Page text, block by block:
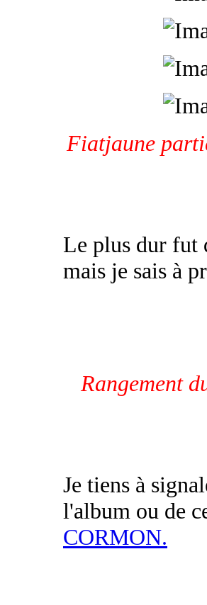
Fiatjaune
Le plus dur fut
mais je sais à
Rangement
Je tiens à
l'album ou de
CORMON.